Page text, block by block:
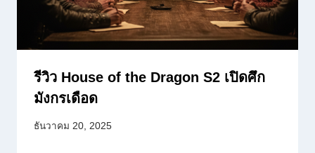
รีวิว House of the Dragon S2 เปิดศึก
มังกรเดือด
ธันวาคม 20, 2025